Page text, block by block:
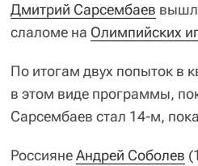
Дмитрий Сарсембаев
слаломе на Олимпийских
По итогам двух попыток в
в этом виде программы,
Сарсембаев стал 14-м,
РоссиянеАндрей Соболев